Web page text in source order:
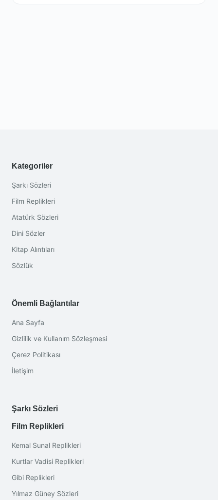
Kategoriler
Şarkı Sözleri
Film Replikleri
Atatürk Sözleri
Dini Sözler
Kitap Alıntıları
Sözlük
Önemli Bağlantılar
Ana Sayfa
Gizlilik ve Kullanım Sözleşmesi
Çerez Politikası
İletişim
Şarkı Sözleri
Film Replikleri
Kemal Sunal Replikleri
Kurtlar Vadisi Replikleri
Gibi Replikleri
Yılmaz Güney Sözleri